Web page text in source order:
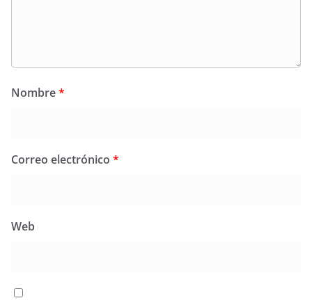
Nombre*
Correo electrónico *
Web